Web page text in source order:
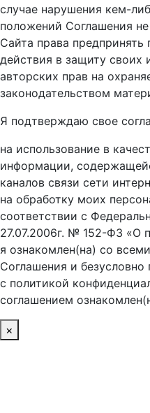
случае нарушения кем-
положений Соглашения
Сайта права
действия в защиту своих
авторских прав на
законодательством
Я подтверждаю свое
на использование в
информации,
каналов связи сети
на обработку моих
соответствии с
27.07.2006г. № 152-ФЗ «О
я ознакомлен(на) со
Соглашения и
с политикой
соглашением
×